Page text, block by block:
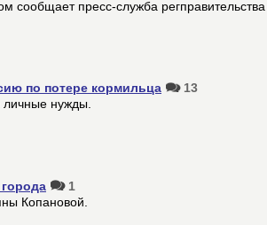
сообщает пресс-служба регправительства
по потере кормильца
13
личные нужды.
1
Копановой.